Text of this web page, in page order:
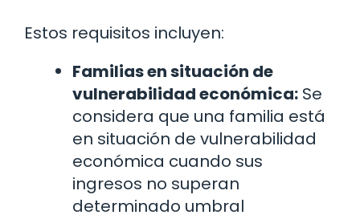
Estos requisitos incluyen:
Familias en situación de
vulnerabilidad económica: Se
considera que una familia está
en situación de vulnerabilidad
económica cuando sus
ingresos no superan
determinado umbral